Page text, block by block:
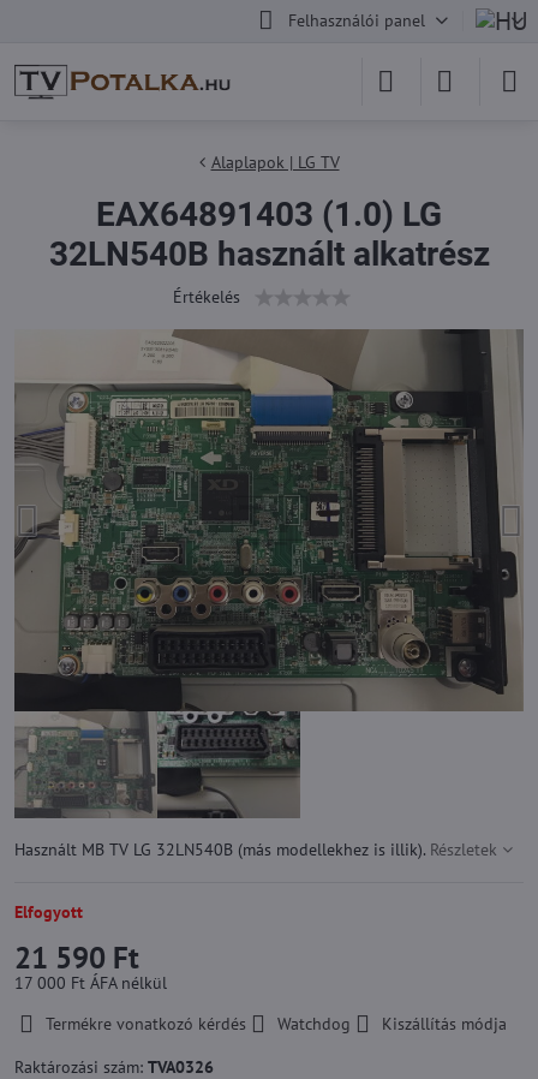
Felhasználói panel
Alaplapok | LG TV
EAX64891403 (1.0) LG
32LN540B használt alkatrész
Értékelés
Használt MB TV LG 32LN540B (más modellekhez is illik). Részletek
Elfogyott
21 590 Ft
17 000 Ft ÁFA nélkül
Termékre vonatkozó kérdés
Watchdog
Kiszállítás módja
Raktározási szám: TVA0326